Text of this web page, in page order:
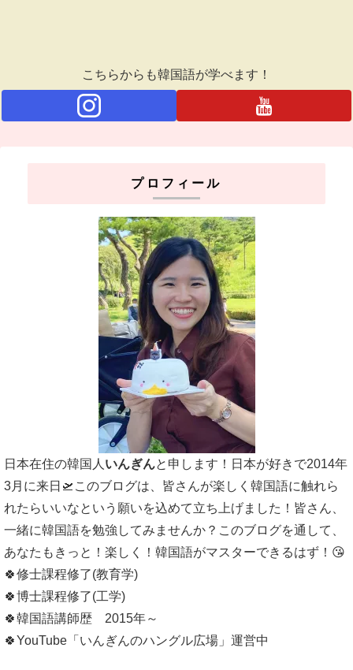
こちらからも韓国語が学べます！
プロフィール
日本在住の韓国人 いんぎんと申します！日本が好きで2014年
3月に来日🛫このブログは、皆さんが楽しく韓国語に触れら
れたらいいなという願いを込めて立ち上げました！皆さん、
一緒に韓国語を勉強してみませんか？このブログを通して、
あなたもきっと！楽しく！韓国語がマスターできるはず！😘
🍀修士課程修了(教育学)
🍀博士課程修了(工学)
🍀韓国語講師歴 2015年～
🍀YouTube「いんぎんのハングル広場」運営中